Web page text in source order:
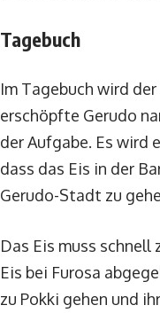
Tagebuch
Im Tagebuch wird
erschöpfte Gerudo
der Aufgabe. Es wird
dass das Eis in der
Gerudo-Stadt zu
Das Eis muss
Eis bei Furosa
zu Pokki gehen und